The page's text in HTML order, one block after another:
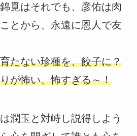
覓はそれでも、彦佑は肉
とから、永遠に恩人で友
たない珍種を、餃子に？
が怖い、怖すぎる～！
潤玉と対峙し説得しよう